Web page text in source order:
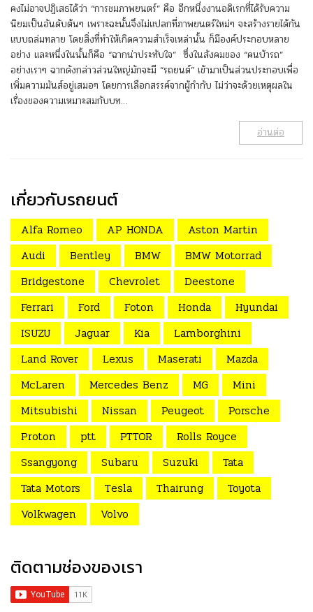
คงไม่อาจปฏิเสธได้ว่า “การชมภาพยนตร์” คือ อีกหนึ่งงานอดิเรกที่ได้รับความ
นิยมเป็นอันดับต้นๆ เพราะฉะนั้นจึงไม่แปลกที่ภาพยนตร์ใหม่ๆ จะสร้างรายได้กัน
แบบถล่มทลาย โดยสิ่งที่ทำให้เกิดความสำเร็จเหล่านั้น ก็มีองค์ประกอบหลาย
อย่าง และหนึ่งในนั้นก็คือ “ฉากน่าประทับใจ” ซึ่งในสังคมของ “คนบ้ารถ”
อย่างเราๆ ฉากดังกล่าวส่วนใหญ่มักจะมี “รถยนต์” เข้ามาเป็นส่วนประกอบเพื่อ
เพิ่มความมันส์อยู่เสมอๆ โดยการเลือกสรรค์จากผู้กำกับ ไม่ว่าจะด้วยเหตุผลใน
เรื่องของความเหมาะสมกับบท…
อ่านต่อ
เกี่ยวกับรถยนต์
Alfa Romeo AP HONDA
Aston Martin
Audi
Bentley BMW
BMW Motorrad
Bridgestone
Chevrolet
Deestone
Ferrari
Ford Foton Honda
Hyundai
ISUZU
Jaguar Kia
Lamborghini
Land Rover
Lexus Maserati
Mazda
McLaren
Mercedes Benz MG
Mini
Mitsubishi
Nissan Peugeot
Porsche
Proton
ptt PTTOR
Rolls Royce
Ssangyong
Subaru Suzuki
Tata
Tata Motors
Tesla Thairung
Toyota
Volkwagen
Volvo
ติดตามช่องของเรา